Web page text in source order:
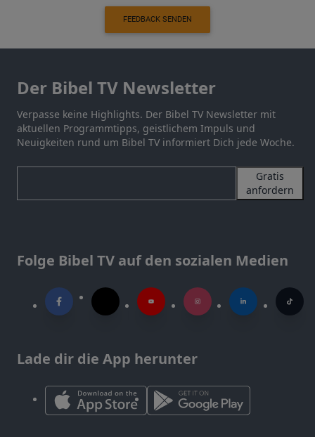
FEEDBACK SENDEN
Der Bibel TV Newsletter
Verpasse keine Highlights. Der Bibel TV Newsletter mit
aktuellen Programmtipps, geistlichem Impuls und
Neuigkeiten rund um Bibel TV informiert Dich jede Woche.
Gratis
anfordern
Folge Bibel TV auf den sozialen Medien
Lade dir die App herunter